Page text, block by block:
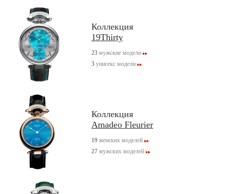
Коллекция
19Thirty
23мужские модели
3унисекс модели
Коллекция
Amadeo Fleurier
19женских моделей
27мужских моделей